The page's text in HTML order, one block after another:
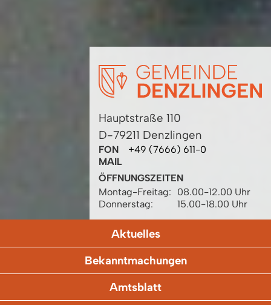
Hauptstraße 110
D-79211 Denzlingen
FON
+49 (7666) 611-0
MAIL
ÖFFNUNGSZEITEN
Montag-Freitag:
08.00-12.00 Uhr
Donnerstag:
15.00-18.00 Uhr
Aktuelles
Bekanntmachungen
Amtsblatt